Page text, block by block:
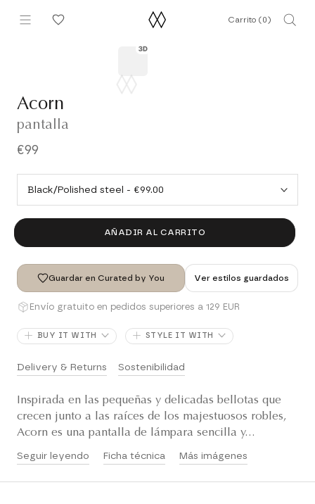
Carrito (0)
Acorn
pantalla
€99
Inspirada en las pequeñas y delicadas bellotas que
crecen junto a las raíces de los majestuosos robles,
Acorn es una pantalla de lámpara sencilla y...
Seguir leyendo Ficha técnica Más imágenes
AÑADIR AL CARRITO
Guardar en Curated by You Ver estilos guardados
Envío gratuito en pedidos superiores a 129 EUR
BUY IT WITH STYLE IT WITH
Delivery & Returns Sostenibilidad